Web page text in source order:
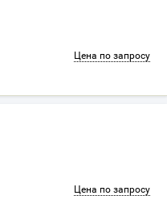
Цена по запросу
Цена по запросу